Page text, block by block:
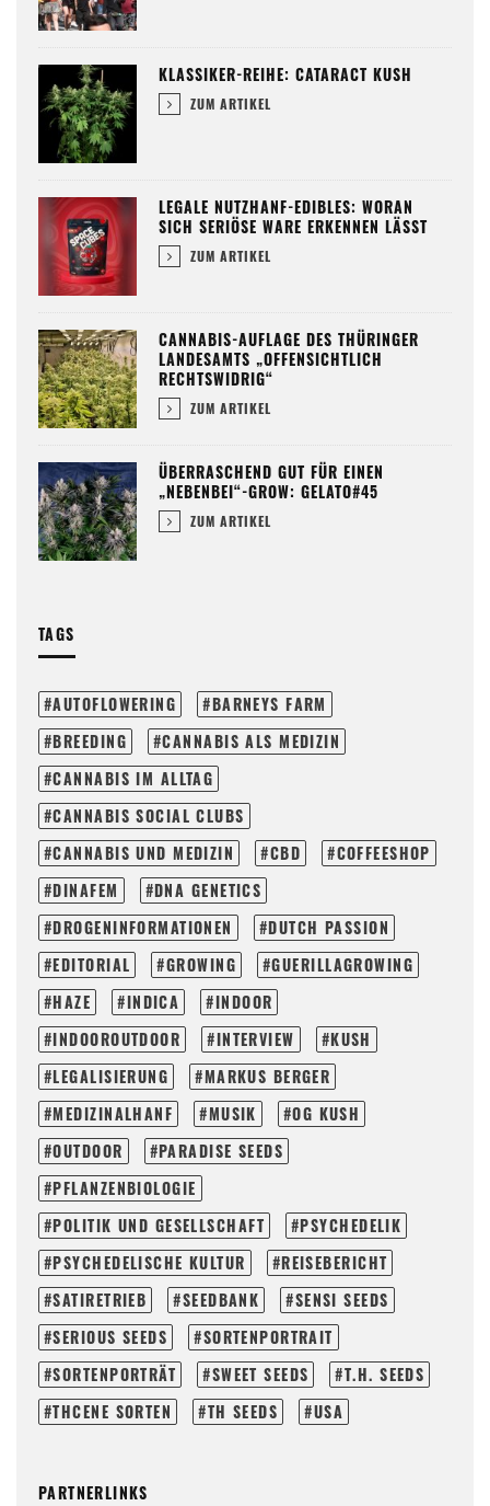
KLASSIKER-REIHE: CATARACT KUSH
ZUM ARTIKEL
LEGALE NUTZHANF-EDIBLES: WORAN
SICH SERIÖSE WARE ERKENNEN LÄSST
ZUM ARTIKEL
CANNABIS-AUFLAGE DES THÜRINGER
LANDESAMTS „OFFENSICHTLICH
RECHTSWIDRIG“
ZUM ARTIKEL
ÜBERRASCHEND GUT FÜR EINEN
„NEBENBEI“-GROW: GELATO#45
ZUM ARTIKEL
TAGS
AUTOFLOWERING
BARNEYS FARM
BREEDING
CANNABIS ALS MEDIZIN
CANNABIS IM ALLTAG
CANNABIS SOCIAL CLUBS
CANNABIS UND MEDIZIN
CBD
COFFEESHOP
DINAFEM
DNA GENETICS
DROGENINFORMATIONEN
DUTCH PASSION
EDITORIAL
GROWING
GUERILLAGROWING
HAZE
INDICA
INDOOR
INDOOROUTDOOR
INTERVIEW
KUSH
LEGALISIERUNG
MARKUS BERGER
MEDIZINALHANF
MUSIK
OG KUSH
OUTDOOR
PARADISE SEEDS
PFLANZENBIOLOGIE
POLITIK UND GESELLSCHAFT
PSYCHEDELIK
PSYCHEDELISCHE KULTUR
REISEBERICHT
SATIRETRIEB
SEEDBANK
SENSI SEEDS
SERIOUS SEEDS
SORTENPORTRAIT
SORTENPORTRÄT
SWEET SEEDS
T.H. SEEDS
THCENE SORTEN
TH SEEDS USA
PARTNERLINKS